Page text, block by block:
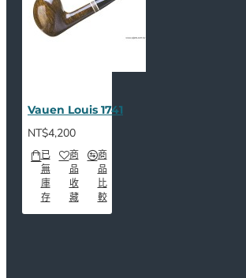
Vauen Louis 1741
NT$4,200
已
無
庫
存
商
品
收
藏
商
品
比
較